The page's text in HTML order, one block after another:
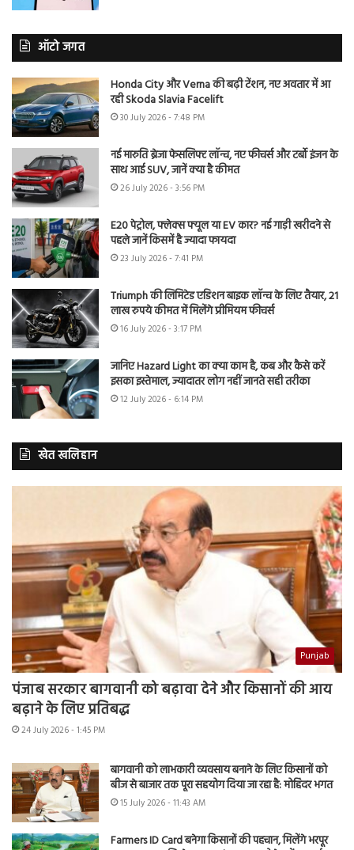
ऑटो जगत
Honda City और Verna की बढ़ी टेंशन, नए अवतार में आ
रही Skoda Slavia Facelift
30 July 2026 - 7:48 PM
नई मारुति ब्रेजा फेसलिफ्ट लॉन्च, नए फीचर्स और टर्बो इंजन के
साथ आई SUV, जानें क्या है कीमत
26 July 2026 - 3:56 PM
E20 पेट्रोल, फ्लेक्स फ्यूल या EV कार? नई गाड़ी खरीदने से
पहले जानें किसमें है ज्यादा फायदा
23 July 2026 - 7:41 PM
Triumph की लिमिटेड एडिशन बाइक लॉन्च के लिए तैयार, 21
लाख रुपये कीमत में मिलेंगे प्रीमियम फीचर्स
16 July 2026 - 3:17 PM
जानिए Hazard Light का क्या काम है, कब और कैसे करें
इसका इस्तेमाल, ज्यादातर लोग नहीं जानते सही तरीका
12 July 2026 - 6:14 PM
खेत खलिहान
Punjab
पंजाब सरकार बागवानी को बढ़ावा देने और किसानों की आय
बढ़ाने के लिए प्रतिबद्ध
24 July 2026 - 1:45 PM
बागवानी को लाभकारी व्यवसाय बनाने के लिए किसानों को
बीज से बाजार तक पूरा सहयोग दिया जा रहा है: मोहिंदर भगत
15 July 2026 - 11:43 AM
Farmers ID Card बनेगा किसानों की पहचान, मिलेंगे भरपूर